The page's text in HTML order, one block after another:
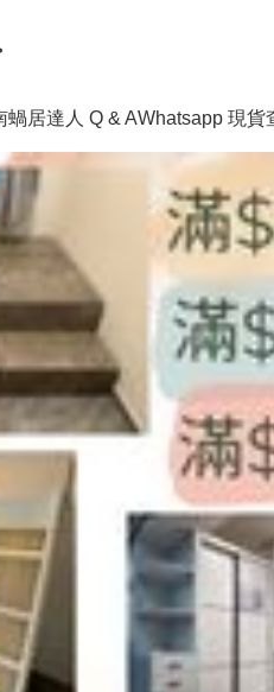
蝸居達人 Q & AWhatsapp 現貨